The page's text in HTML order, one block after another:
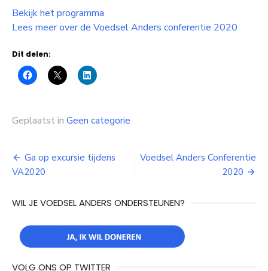
Bekijk het programma
Lees meer over de Voedsel Anders conferentie 2020
Dit delen:
Geplaatst in Geen categorie
Bericht
navigatie
Ga op excursie tijdens
VA2020
Voedsel Anders Conferentie
2020
WIL JE VOEDSEL ANDERS ONDERSTEUNEN?
VOLG ONS OP TWITTER